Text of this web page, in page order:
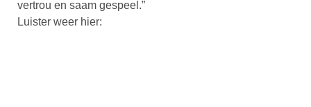
vertrou en saam gespeel.”
Luister weer hier: